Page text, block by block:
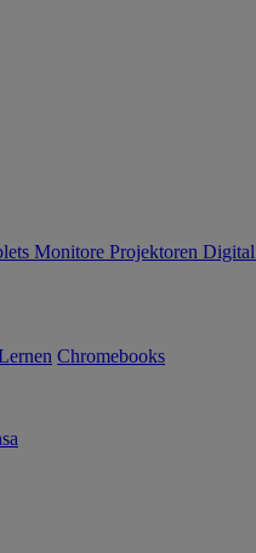
Monitore Projektoren Digital
Chromebooks